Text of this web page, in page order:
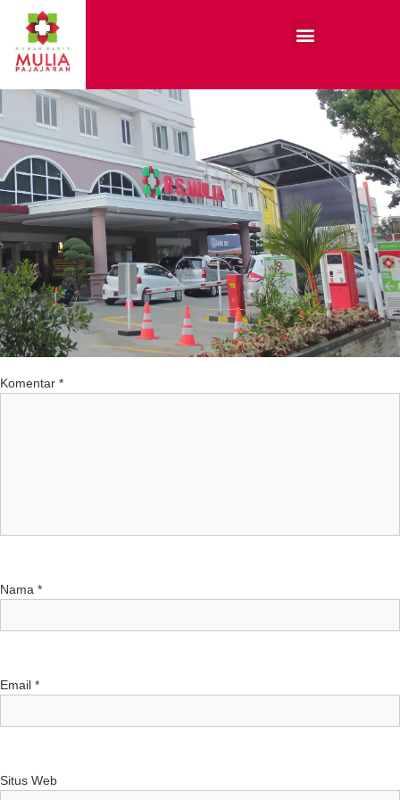
Tinggalkan Balasan
Alamat email Anda tidak akan dipublikasikan. Ruas yang wajib ditandai
*
Komentar *
Nama *
Email *
Situs Web